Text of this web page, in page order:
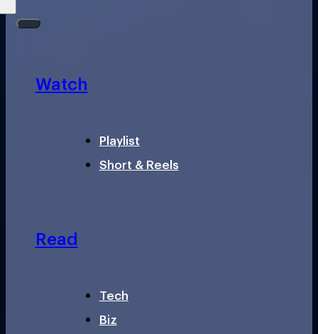
Watch
Playlist
Short & Reels
Read
Tech
Biz